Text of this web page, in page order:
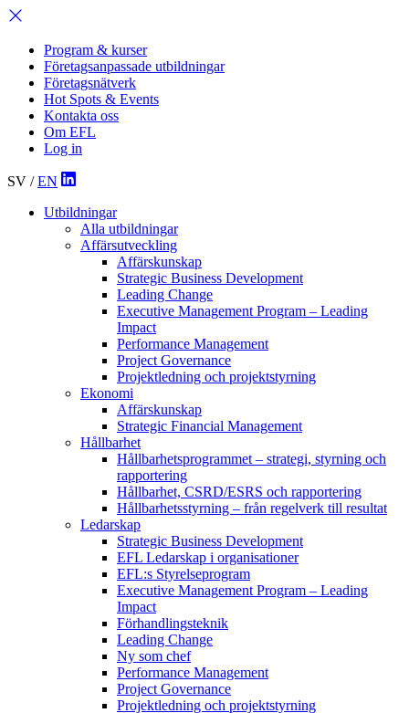
Program & kurser
Företagsanpassade utbildningar
Företagsnätverk
Hot Spots & Events
Kontakta oss
Om EFL
Log in
SV /EN
Utbildningar
Alla utbildningar
Affärsutveckling
Affärskunskap
Strategic Business Development
Leading Change
Executive Management Program – Leading
Impact
Performance Management
Project Governance
Projektledning och projektstyrning
Ekonomi
Affärskunskap
Strategic Financial Management
Hållbarhet
Hållbarhetsprogrammet – strategi, styrning och
rapportering
Hållbarhet, CSRD/ESRS och rapportering
Hållbarhetsstyrning – från regelverk till resultat
Ledarskap
Strategic Business Development
EFL Ledarskap i organisationer
EFL:s Styrelseprogram
Executive Management Program – Leading
Impact
Förhandlingsteknik
Leading Change
Ny som chef
Performance Management
Project Governance
Projektledning och projektstyrning